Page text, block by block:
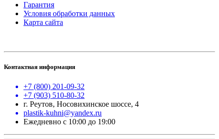
Гарантия
Условия обработки данных
Карта сайта
Контактная информация
+7 (800) 201-09-32
+7 (903) 510-80-32
г. Реутов, Носовихинское шоссе, 4
plastik-kuhni@yandex.ru
Ежедневно с 10:00 до 19:00